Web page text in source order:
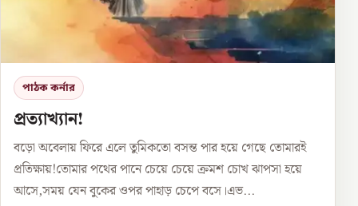
পাঠক কর্নার
প্রত্যাখ্যান!
বড়ো অবেলায় ফিরে এলে তুমিকতো বসন্ত পার হয়ে গেছে তোমারই
প্রতিক্ষায়!তোমার পথের পানে চেয়ে চেয়ে ক্রমশ চোখ ঝাপসা হয়ে
আসে,সময় যেন বুকের ওপর পাহাড় চেপে বসে।এভ...